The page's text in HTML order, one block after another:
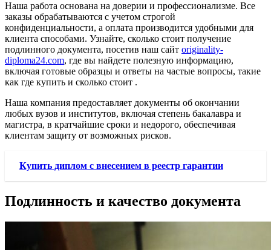
Наша работа основана на доверии и профессионализме. Все
заказы обрабатываются с учетом строгой
конфиденциальности, а оплата производится удобными для
клиента способами. Узнайте, сколько стоит получение
подлинного документа, посетив наш сайт originality-
diploma24.com, где вы найдете полезную информацию,
включая готовые образцы и ответы на частые вопросы, такие
как где купить и сколько стоит .
Наша компания предоставляет документы об окончании
любых вузов и институтов, включая степень бакалавра и
магистра, в кратчайшие сроки и недорого, обеспечивая
клиентам защиту от возможных рисков.
Купить диплом с внесением в реестр гарантии
Подлинность и качество документа